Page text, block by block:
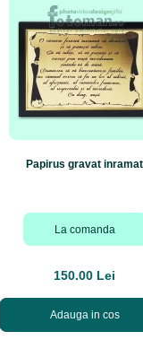
Papirus gravat inramat
La comanda
150.00 Lei
Adauga in cos